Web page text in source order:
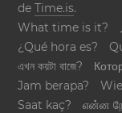
deTime.is.
What time is it?
¿Qué hora es?
এখন কয়টা বাজে?
Jam berapa?
Saat kaç?
என்ன